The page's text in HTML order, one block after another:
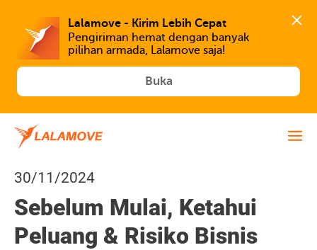
Lalamove - Kirim Lebih Cepat
Pengiriman hemat dengan banyak
Buka
30/11/2024
Sebelum Mulai, Ketahui
Peluang & Risiko Bisnis